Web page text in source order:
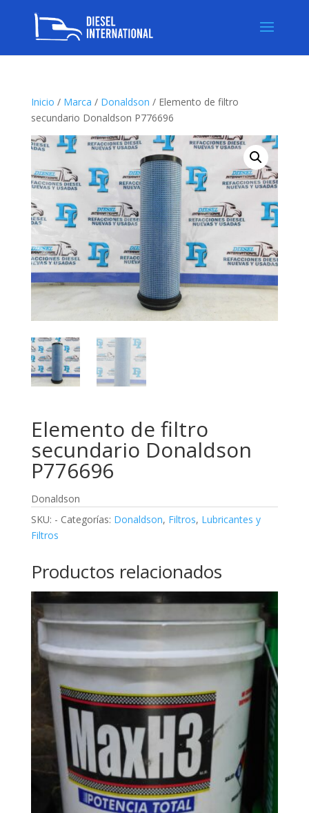
Inicio / Marca / Donaldson / Elemento de filtro
secundario Donaldson P776696
Elemento de filtro
secundario Donaldson
P776696
Donaldson
SKU: - Categorías: Donaldson, Filtros, Lubricantes y
Filtros
Productos relacionados